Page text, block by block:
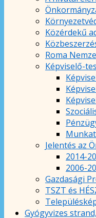
Közérdekű
Roma
Képviselő-
Jelentés az
2014-
2006-
Gazdasági
TSZT és
Gyógyvizes